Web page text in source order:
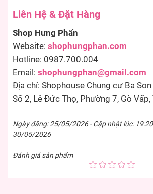
Liên Hệ & Đặt Hàng
Shop Hưng Phấn
Website: shophungphan.com
Hotline: 0987.700.004
Email: shophungphan@gmail.com
Địa chỉ: Shophouse Chung cư Ba
Số 2, Lê Đức Thọ, Phường 7, Gò Vấp,
Ngày đăng: 25/05/2026 - Cập nhật lúc:
30/05/2026
Đánh giá sản phẩm